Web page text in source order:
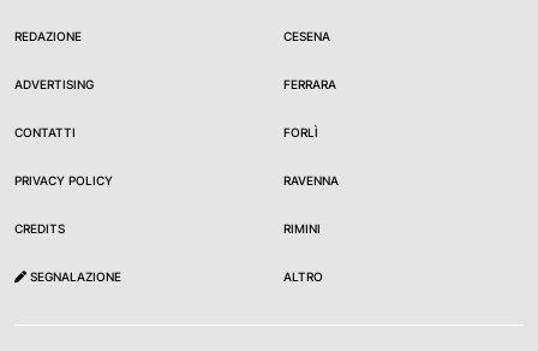
REDAZIONE
ADVERTISING
CONTATTI
PRIVACY POLICY
CREDITS
SEGNALAZIONE
CESENA
FERRARA
FORLÌ
RAVENNA
RIMINI
ALTRO